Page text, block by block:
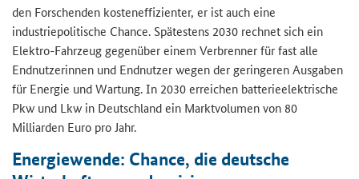
den Forschenden kosteneffizienter, er ist auch eine
industriepolitische Chance. Spätestens 2030 rechnet sich ein
Elektro-Fahrzeug gegenüber einem Verbrenner für fast alle
Endnutzerinnen und Endnutzer wegen der geringeren Ausgaben
für Energie und Wartung. In 2030 erreichen batterieelektrische
Pkw und Lkw in Deutschland ein Marktvolumen von 80
Milliarden Euro pro Jahr.
Energiewende: Chance, die deutsche